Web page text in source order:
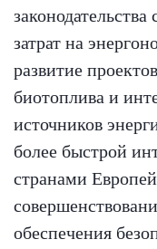
затрат на
развитие
биотоплива и
источников
более быстрой
странами
обеспечения